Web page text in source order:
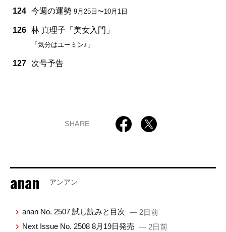
124 今週の運勢 9月25日〜10月1日
126 林 真理子「美女入門」
「気分はユーミン♪」
127 次号予告
SHARE
anan アンアン
anan No. 2507 試し読みと目次 — 2日前
Next Issue No. 2508 8月19日発売 — 2日前